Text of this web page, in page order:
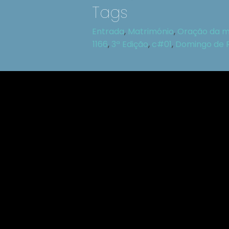
Tags
Entrada, Matrimónio, Oração da
1166, 3ª Edição, c#01, Domingo de